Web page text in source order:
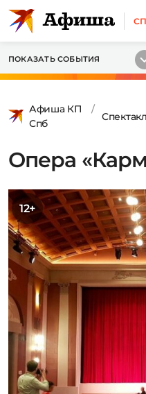
ПОКАЗАТЬ СОБЫТИЯ
Афиша КП
Спб
Опера
12+